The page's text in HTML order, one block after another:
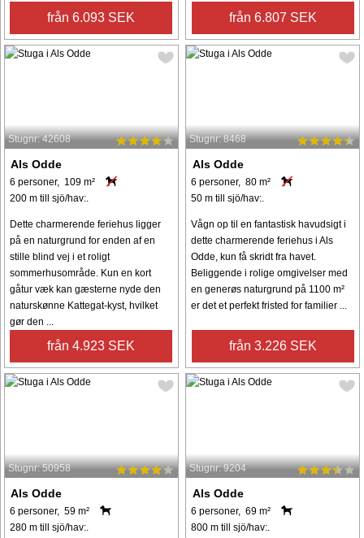
från 6.093 SEK från 6.807 SEK
Stugnr: 42608
Als Odde
6 personer, 109 m²
200 m till sjö/hav:.
Dette charmerende feriehus ligger
på en naturgrund for enden af ​​en
stille blind vej i et roligt
sommerhusområde. Kun en kort
gåtur væk kan gæsterne nyde den
naturskønne Kattegat-kyst, hvilket
gør den ...
från 4.923 SEK
Stugnr: 8468
Als Odde
6 personer, 80 m²
50 m till sjö/hav:.
Vågn op til en fantastisk havudsigt i
dette charmerende feriehus i Als
Odde, kun få skridt fra havet.
Beliggende i rolige omgivelser med
en generøs naturgrund på 1100 m²
er det et perfekt fristed for familier ...
från 3.226 SEK
Stugnr: 50958
Als Odde
6 personer, 59 m²
280 m till sjö/hav:.
Stugnr: 9204
Als Odde
6 personer, 69 m²
800 m till sjö/hav:.